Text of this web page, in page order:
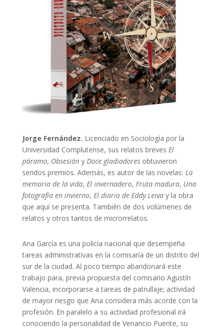
Jorge Fernández. Licenciado en Sociología por la
Universidad Complutense, sus relatos breves El
páramo, Obsesióny Doce gladiadoresobtuvieron
sendos premios. Además, es autor de las novelas: La
memoria de la vida, El invernadero, Fruta madura, Una
fotografía en invierno, El diario de Eddy Leivay la obra
que aquí se presenta. También de dos volúmenes de
relatos y otros tantos de microrrelatos.
Ana García es una policía nacional que desempeña
tareas administrativas en la comisaría de un distrito del
sur de la ciudad. Al poco tiempo abandonará este
trabajo para, previa propuesta del comisario Agustín
Valencia, incorporarse a tareas de patrullaje; actividad
de mayor riesgo que Ana considera más acorde con la
profesión. En paralelo a su actividad profesional irá
conociendo la personalidad de Venancio Puente, su